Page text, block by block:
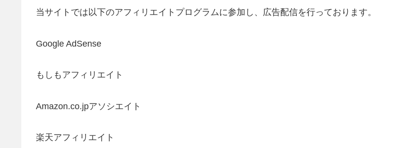
当サイトでは以下のアフィリエイトプログラムに参加し、広告配信を行っております。
Google AdSense
もしもアフィリエイト
Amazon.co.jpアソシエイト
楽天アフィリエイト